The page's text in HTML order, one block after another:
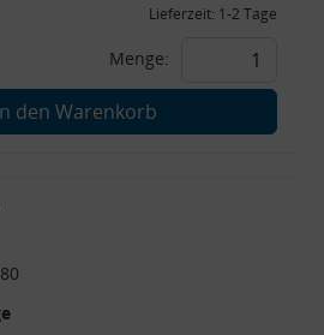
Lieferzeit: 1-2 Tage
Menge:
den Warenkorb